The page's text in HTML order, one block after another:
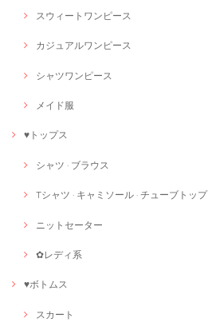
スウィートワンピース
カジュアルワンピース
シャツワンピース
メイド服
♥トップス
シャツ · ブラウス
Tシャツ · キャミソール · チューブトップ
ニットセーター
✿レディ系
♥ボトムス
スカート